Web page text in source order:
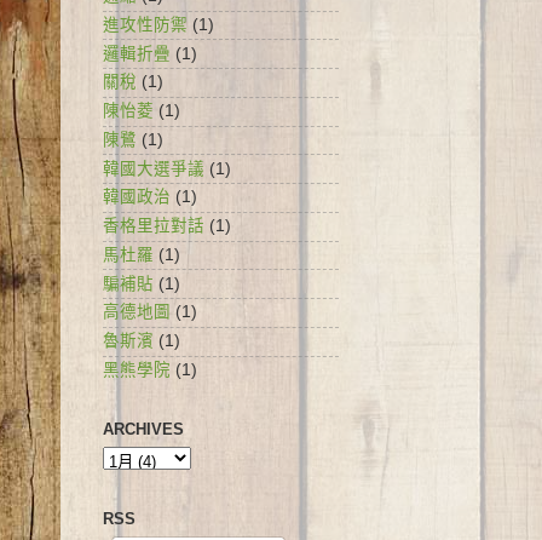
進攻性防禦 (1)
邏輯折疊 (1)
關稅 (1)
陳怡菱 (1)
陳鷺 (1)
韓國大選爭議 (1)
韓國政治 (1)
香格里拉對話 (1)
馬杜羅 (1)
騙補貼 (1)
高德地圖 (1)
魯斯濱 (1)
黑熊學院 (1)
ARCHIVES
RSS